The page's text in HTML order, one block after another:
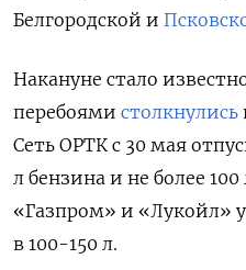
Белгородской и
Накануне стало
перебоями столкнулись
Сеть ОРТК с 30 мая
л бензина и не более
«Газпром» и «Лукойл»
в 100-150 л.